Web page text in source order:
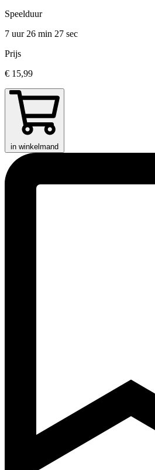
Speelduur
7 uur 26 min 27 sec
Prijs
€ 15,99
in winkelmand